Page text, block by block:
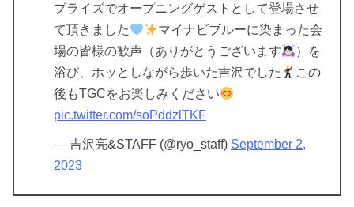
プライズでオープニングゲストとして登場させ
て頂きました
マイナビブルーに染まった会
場の皆様の歓声（ありがとうございます
）を
浴び、ホッとしながら歩いた吉沢でした
この
後もTGCをお楽しみください
pic.twitter.com/soPddzlTKF
— 吉沢亮&STAFF (@ryo_staff) September 2,
2023